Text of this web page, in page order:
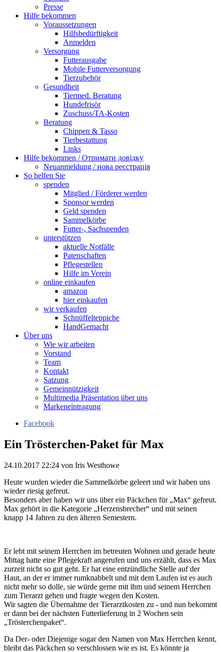
Presse
Hilfe bekommen
Voraussetzungen
Hilfsbedürftigkeit
Anmelden
Versorgung
Futterausgabe
Mobile Futterversorgung
Tierzubehör
Gesundheit
Tiermed. Beratung
Hundefrisör
Zuschuss/TA-Kosten
Beratung
Chippen & Tasso
Tierbestattung
Links
Hilfe bekommen / Отримати довідку
Neuanmeldung / нова реєстрація
So helfen Sie
spenden
Mitglied / Förderer werden
Sponsor werden
Geld spenden
Sammelkörbe
Futter-, Sachspenden
unterstützen
aktuelle Notfälle
Patenschaften
Pflegestellen
Hilfe im Verein
online einkaufen
amazon
hier einkaufen
wir verkaufen
Schnüffelteppiche
HandGemacht
Über uns
Wie wir arbeiten
Vorstand
Team
Kontakt
Satzung
Gemeinnützigkeit
Multimedia Präsentation über uns
Markeneintragung
Facebook
Ein Trösterchen-Paket für Max
24.10.2017 22:24 von Iris Westhowe
Heute wurden wieder die Sammelkörbe geleert und wir haben uns
wieder riesig gefreut.
Besonders aber haben wir uns über ein Päckchen für „Max“ gefreut.
Max gehört in die Kategorie „Herzensbrecher“ und mit seinen
knapp 14 Jahren zu den älteren Semestern.
Er lebt mit seinem Herrchen im betreuten Wohnen und gerade heute
Mittag hatte eine Pflegekraft angerufen und uns erzählt, dass es Max
zurzeit nicht so gut geht. Er hat eine entzündliche Stelle auf der
Haut, an der er immer rumknabbelt und mit dem Laufen ist es auch
nicht mehr so dolle, sie würde gerne mit ihm und seinem Herrchen
zum Tierarzt gehen und fragte wegen den Kosten.
Wir sagten die Übernahme der Tierarztkosten zu - und nun bekommt
er dann bei der nächsten Futterlieferung in 2 Wochen sein
„Trösterchenpaket“.
Da Der- oder Diejenige sogar den Namen von Max Herrchen kennt,
bleibt das Päckchen so verschlossen wie es ist. Es könnte ja